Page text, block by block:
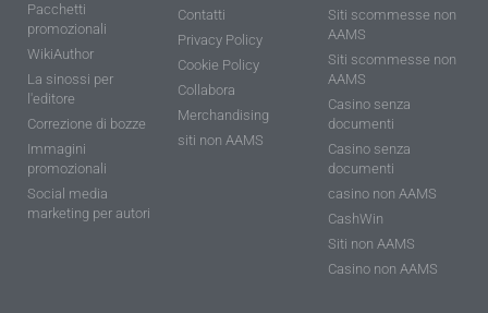
Pacchetti
promozionali
WikiAuthor
La sinossi per
l'editore
Correzione di bozze
Immagini
promozionali
Social media
marketing per autori
Contatti
Privacy Policy
Cookie Policy
Collabora
Merchandising
siti non AAMS
Siti scommesse non
AAMS
Siti scommesse non
AAMS
Casino senza
documenti
Casino senza
documenti
casino non AAMS
CashWin
Siti non AAMS
Casino non AAMS